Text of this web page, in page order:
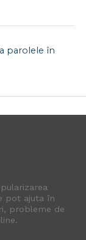
parolele în
pot ajuta în
probleme de